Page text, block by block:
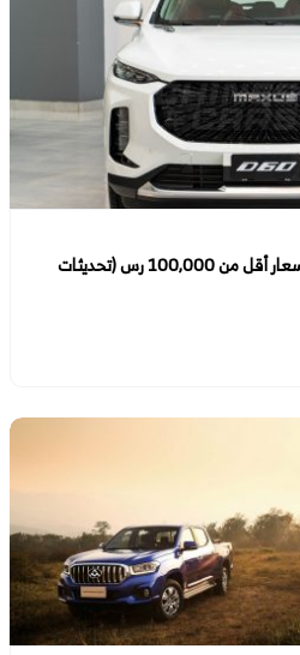
سيارات من علامة ماكسيوس بأسعار أقل من 100,000 رس (تحديثات